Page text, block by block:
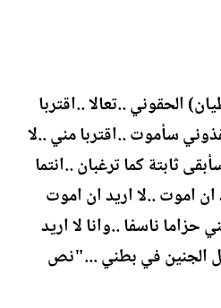
الحقوني ..تعالا ..اقتربا
سأموت ..اقتربا مني ..لا
ثابتة كما ترغبان ..انتما
ان اموت ..لا اريد ان اموت
حزاما ناسفا ..وانا لا اريد
الجنين في بطني ..."نص